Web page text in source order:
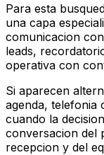
Para esta
una capa
comunicacion
leads,
operativa con
Si aparecen
agenda, telefonia
cuando la
conversacion del
recepcion y del